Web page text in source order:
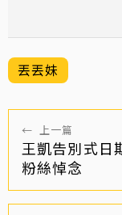
丟丟妹
← 上一篇
王凱告別式
粉絲悼念